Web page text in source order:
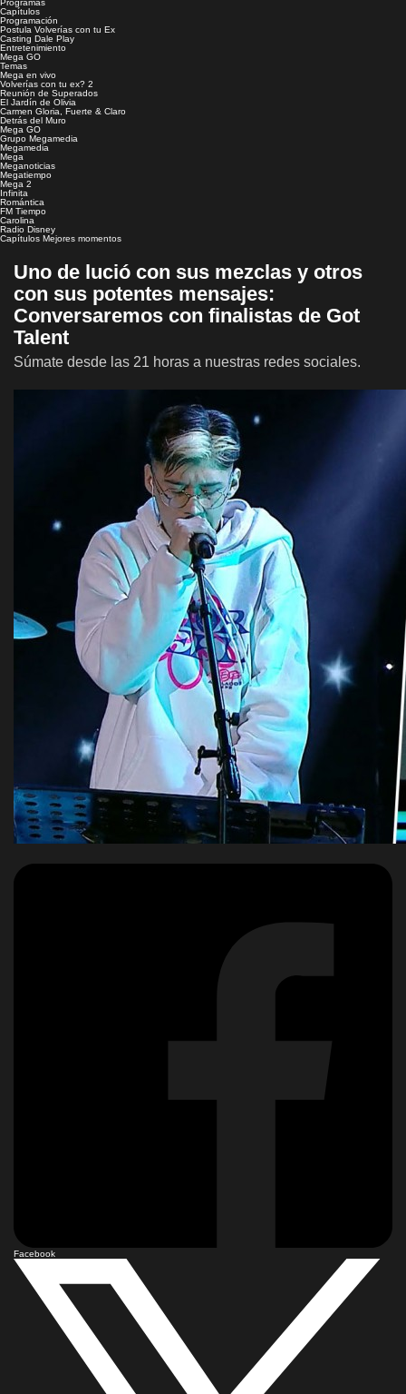
Capítulos
Programación
Postula Volverías con tu Ex
Casting Dale Play
Entretenimiento
Mega GO
Temas
Mega en vivo
Volverías con tu ex? 2
Reunión de Superados
El Jardín de Olivia
Carmen Gloria, Fuerte & Claro
Detrás del Muro
Mega GO
Grupo Megamedia
Megamedia
Mega
Meganoticias
Megatiempo
Mega 2
Infinita
Romántica
FM Tiempo
Carolina
Radio Disney
Capítulos Mejores momentos
Uno de lució con sus mezclas y otros
con sus potentes mensajes:
Conversaremos con finalistas de Got
Talent
Súmate desde las 21 horas a nuestras redes sociales.
Facebook